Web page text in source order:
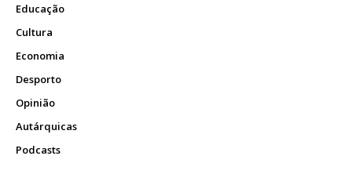
Educação
Cultura
Economia
Desporto
Opinião
Autárquicas
Podcasts